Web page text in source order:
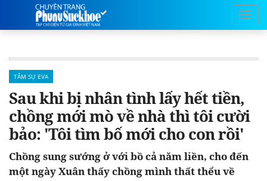
TÂM SỰ EVA
Sau khi bị nhân tình lấy hết tiền,
chồng mới mò về nhà thì tôi cười
bảo: 'Tôi tìm bố mới cho con rồi'
Chồng sung sướng ở với bồ cả năm liền, cho đến
một ngày Xuân thấy chồng mình thất thểu về